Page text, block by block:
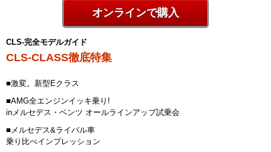
オンラインで購入
CLS-完全モデルガイド
CLS-CLASS徹底特集
■激変。新型Eクラス
■AMG全エンジンイッキ乗り!
inメルセデス・ベンツ オールラインアップ試乗会
■メルセデス&ライバル車
乗り比べインプレッション